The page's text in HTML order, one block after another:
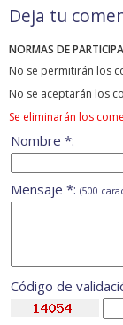
Deja tu
NORMAS DE
No se permitirán los
No se aceptarán los
Se eliminarán los
Nombre *:
Mensaje *: (500
Código de